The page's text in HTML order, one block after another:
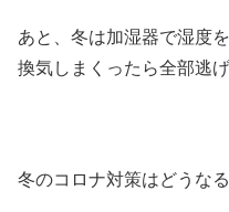
あと、冬は加湿器で湿度
換気しまくったら全部逃
冬のコロナ対策はどうな